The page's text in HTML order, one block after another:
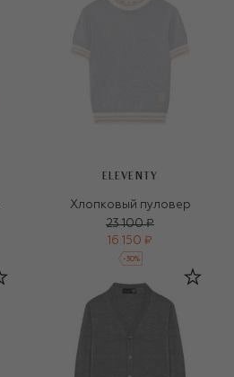
ELEVENTY
Хлопковый пуловер
23 100 ₽
16 150 ₽
-30%